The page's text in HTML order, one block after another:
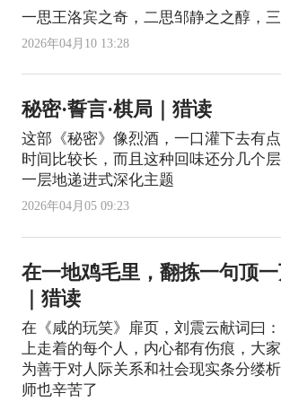
一思王洛宾之奇，二思邹静之之醇，
2026年04月10 13:28
秘密·誓言·棋局｜猎读
这部《秘密》像烈酒，一口灌下去有
时间比较长，而且这种回味还分几个
一层地递进式深化主题
2026年04月05 09:23
在一地鸡毛里，翻拣一句顶
｜猎读
在《咸的玩笑》扉页，刘震云献词曰
上走着的每个人，内心都有伤痕，大
为善于对人际关系和社会现实条分缕
师也辛苦了